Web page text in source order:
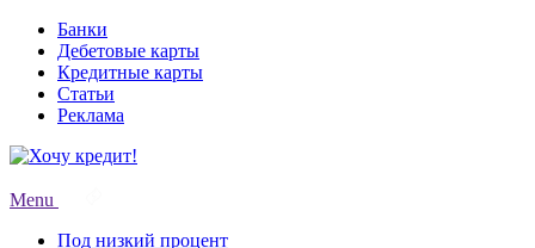
Банки
Дебетовые карты
Кредитные карты
Статьи
Реклама
Menu
Под низкий процент